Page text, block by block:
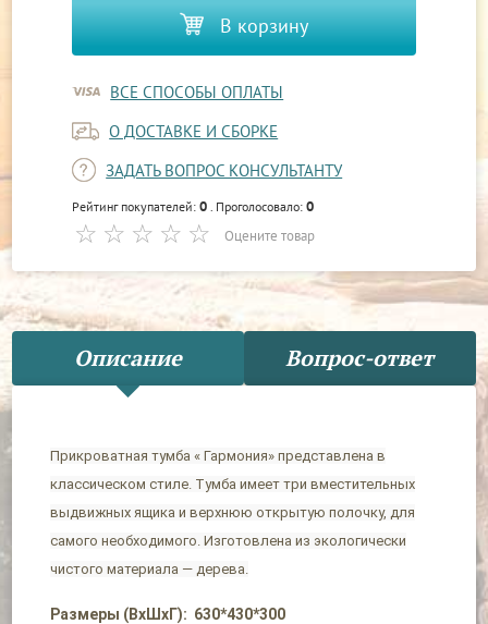
В корзину
ВСЕ СПОСОБЫ ОПЛАТЫ
О ДОСТАВКЕ И СБОРКЕ
ЗАДАТЬ ВОПРОС КОНСУЛЬТАНТУ
Рейтинг покупателей:0 . Проголосовало:0
Оцените товар
Описание Вопрос-ответ
Прикроватная тумба « Гармония» представлена в
классическом стиле. Тумба имеет три вместительных
выдвижных ящика и верхнюю открытую полочку, для
самого необходимого. Изготовлена из экологически
чистого материала — дерева.
Размеры (ВхШхГ): 630*430*300